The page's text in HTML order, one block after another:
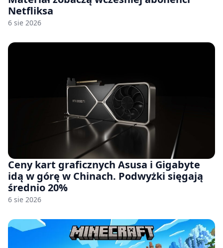
Netfliksa
6 sie 2026
Ceny kart graficznych Asusa i Gigabyte
idą w górę w Chinach. Podwyżki sięgają
średnio 20%
6 sie 2026